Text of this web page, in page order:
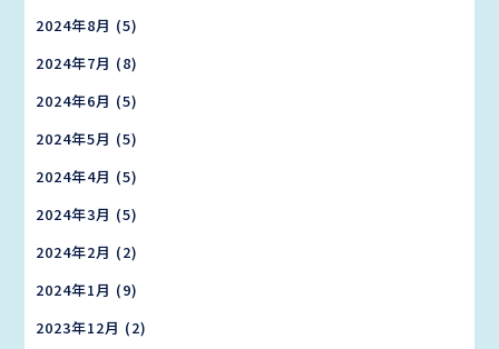
2024年8月 (5)
2024年7月 (8)
2024年6月 (5)
2024年5月 (5)
2024年4月 (5)
2024年3月 (5)
2024年2月 (2)
2024年1月 (9)
2023年12月 (2)